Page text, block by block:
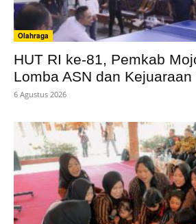
Olahraga
HUT RI ke-81, Pemkab
Lomba ASN dan Kejuaraan
6 Agustus 2026